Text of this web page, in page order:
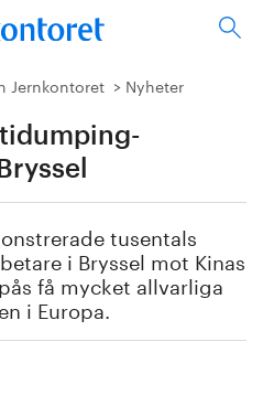
Jernkontoret Nyheter
tusentals
i Bryssel mot Kinas
få mycket allvarliga
i Europa.